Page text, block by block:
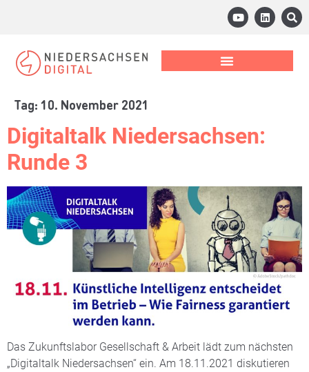
Tag: 10. November 2021
Digitaltalk Niedersachsen:
Runde 3
Das Zukunftslabor Gesellschaft & Arbeit lädt zum nächsten
„Digitaltalk Niedersachsen“ ein. Am 18.11.2021 diskutieren